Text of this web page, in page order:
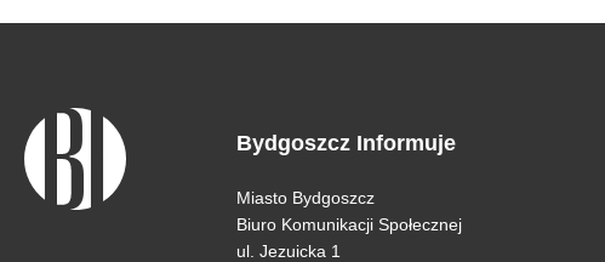
Bydgoszcz Informuje
Miasto Bydgoszcz
Biuro Komunikacji Społecznej
ul. Jezuicka 1